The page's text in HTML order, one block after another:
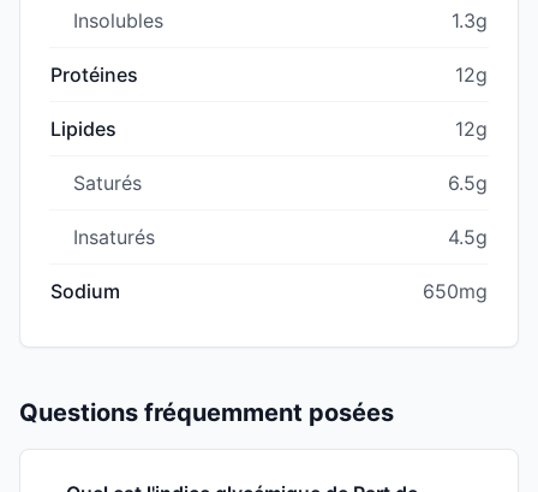
Insolubles 1.3g
Protéines 12g
Lipides 12g
Saturés 6.5g
Insaturés 4.5g
Sodium 650mg
Questions fréquemment posées